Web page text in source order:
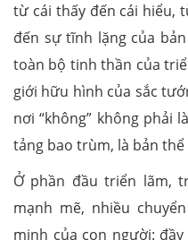
từ cái thấy đến cái hiểu,
đến sự tĩnh lặng của
toàn bộ tinh thần của
giới hữu hình của sắc
nơi “không” không phải
tảng bao trùm, là bản
Ở phần đầu triển lãm,
mạnh mẽ, nhiều
minh của con người: